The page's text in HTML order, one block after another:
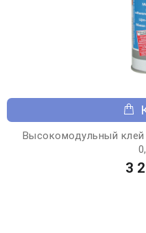
Высокомодульный
3